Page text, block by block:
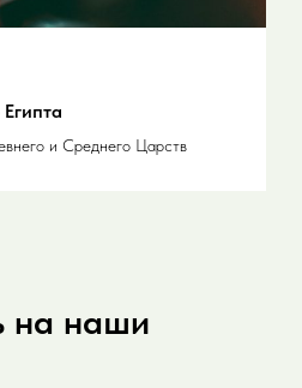
и Среднего Царств
на наши